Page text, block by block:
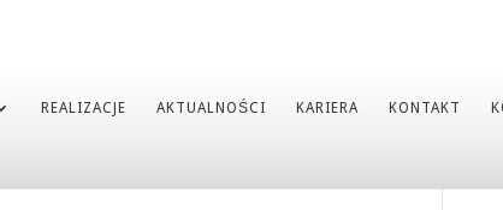
REALIZACJE AKTUALNOŚCI KARIERA KONTAKT